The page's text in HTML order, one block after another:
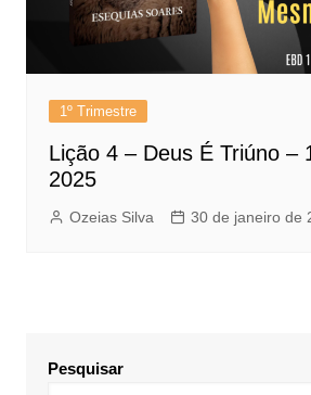
1º Trimestre
Lição 4 – Deus É Triúno –
2025
Ozeias Silva 30 de janeiro de
Pesquisar